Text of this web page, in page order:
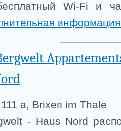
Wi-Fi и
a, Brixen im Thale
- Haus Nord